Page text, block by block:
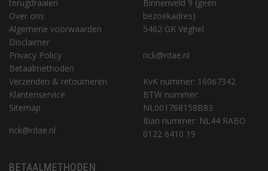
terugdraaien
Over ons
Algemene voorwaarden
Disclaimer
Privacy Policy
Betaalmethoden
Verzenden & retourneren
Klantenservice
Sitemap
rick@rdae.nl
Binnenveld 9 (geen
bezoekadres)
5462 GK Veghel
rick@rdae.nl
KvK nummer: 16067342
BTW nummer:
NL001768158B83
Iban nummer: NL44 RABO
0122 6410 19
BETAALMETHODEN